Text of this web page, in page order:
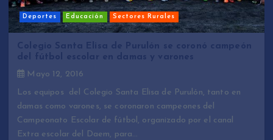
Deportes Educación Sectores Rurales
Colegio Santa Elisa de Purulón se coronó campeón
del fútbol escolar en damas y varones
Mayo 12, 2016
Los equipos del Colegio Santa Elisa de Purulón, tanto en
damas como varones, se coronaron campeones del
Campeonato Escolar de fútbol, organizado por el canal
Extra escolar del Daem, para…